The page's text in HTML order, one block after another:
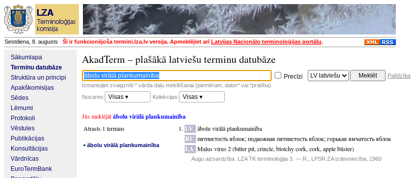
Sestdiena, 8. augusts Šī ir funkcionējoša termini.lza.lv versija. Apmeklējiet arīLatvijas Nacionālo terminoloģijas portālu.
Sākumlapa
Terminu datubāze
Struktūra un principi
Apakškomisijas
Sēdes
Lēmumi
Protokoli
Vēstules
Publikācijas
Konsultācijas
Vārdnīcas
EuroTermBank
AkadTerm – plašākā latviešu terminu datubāze
Precīzi
Palīdzība
Izmantojiet zvaigznīti * vārda daļu meklēšanai (piemēram, dator* vai *pratība)
Nozares:
Visas ▾ Kolekcijas: Visas ▾
Jūs meklējātābolu virālā plankumainība
Atrasts 1 termins
▪ ābolu virālā plankumainība
LV ābolu virālā plankumainība
RU пятнистость яблок;подкожная пятнистость яблок;горькая ямчатость яблок
LA Malus virus 2 (bitter pit, crincle, blotchy cork, cork, apple blister)
Augu aizsardzība. LZA TK terminoloģija 3. — R., LPSR ZA izdevniecība, 1960